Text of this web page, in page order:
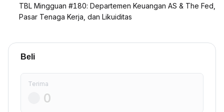
TBL Mingguan #180: Departemen Keuangan AS & The Fed,
Pasar Tenaga Kerja, dan Likuiditas
Beli
Terima